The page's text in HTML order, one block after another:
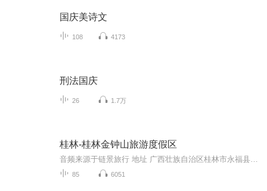
国庆美诗文
108 4173
刑法国庆
26 1.7万
桂林-桂林金钟山旅游度假区
85 6051